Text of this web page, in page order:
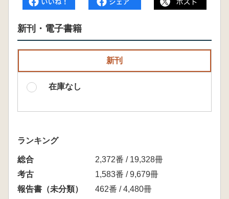
新刊・電子書籍
新刊
在庫なし
ランキング
総合
2,372番 / 19,328冊
考古
1,583番 / 9,679冊
報告書（未分類）
462番 / 4,480冊